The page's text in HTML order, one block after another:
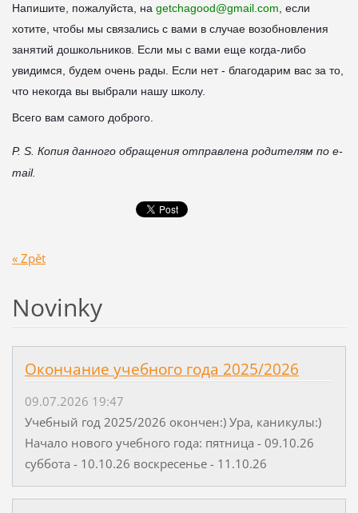
Напишите, пожалуйста, на getchagood@gmail.com , если
хотите, чтобы мы связались с вами в случае возобновления
занятий дошкольников. Если мы с вами еще когда-либо
увидимся, будем очень рады. Если нет - благодарим вас за то,
что некогда вы выбрали нашу школу.
Всего вам самого доброго.
P. S. Копия данного обращения отправлена родителям по e-
mail.
« Zpět
Novinky
Окончание учебного года 2025/2026
09.07.2026 19:47
Учебный год 2025/2026 окончен:) Ура, каникулы:)
Начало нового учебного года: пятница - 09.10.26
суббота - 10.10.26 воскресенье - 11.10.26